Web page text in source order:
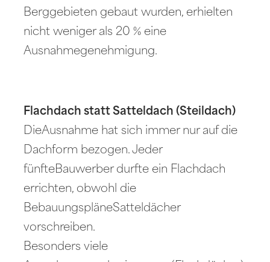
Berggebieten gebaut wurden, erhielten
nicht weniger als 20 % eine
Ausnahmegenehmigung.
Flachdach statt Satteldach (Steildach)
DieAusnahme hat sich immer nur auf die
Dachform bezogen. Jeder
fünfteBauwerber durfte ein Flachdach
errichten, obwohl die
BebauungspläneSatteldächer
vorschreiben.
Besonders viele